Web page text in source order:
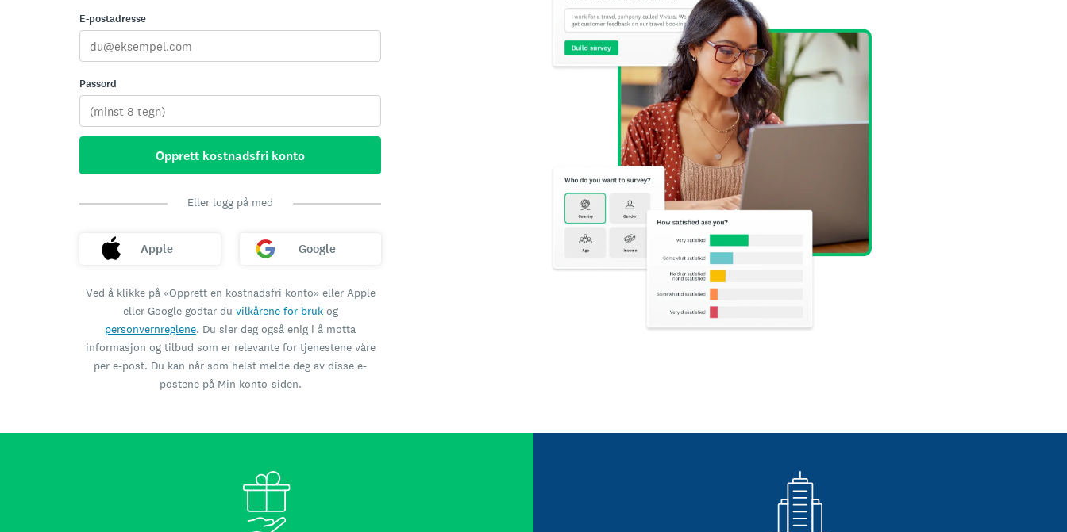
E-postadresse
Passord
Opprett kostnadsfri konto
Eller logg på med
Apple Google
Ved å klikke på «Opprett en kostnadsfri konto» eller Apple
eller Google godtar du vilkårene for brukog
personvernreglene. Du sier deg også enig i å motta
informasjon og tilbud som er relevante for tjenestene våre
per e-post. Du kan når som helst melde deg av disse e-
postene på Min konto-siden.